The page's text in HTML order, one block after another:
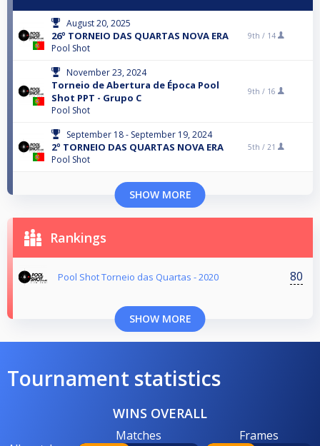
August 20, 2025
26º TORNEIO DAS QUARTAS NOVA ERA
Pool Shot
9th / 14
November 23, 2024
Torneio de Abertura de Época Pool
Shot PPT - Grupo C
Pool Shot
9th / 16
September 18 - September 19, 2024
2º TORNEIO DAS QUARTAS NOVA ERA
Pool Shot
5th / 21
SHOW MORE
Rankings
Pool Shot Torneio das Quartas - 2020 80
SHOW MORE
Tournament statistics
WINS OVERALL
Matches Frames